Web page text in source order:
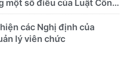
một số điều của Luật Công
các Nghị định của
lý viên chức